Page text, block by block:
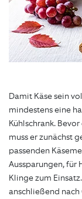
Damit Käse sein
mindestens eine
Kühlschrank.
muss er zunächst
passenden
Aussparungen, für
Klinge zum
anschließend